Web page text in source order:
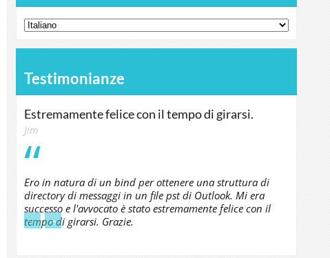
Testimonianze
Estremamente felice con il tempo di girarsi.
Jim
Ero in natura di un bind per ottenere una struttura di
directory di messaggi in un file pst di Outlook. Mi era
successo e l'avvocato è stato estremamente felice con il
tempo di girarsi. Grazie.
← →